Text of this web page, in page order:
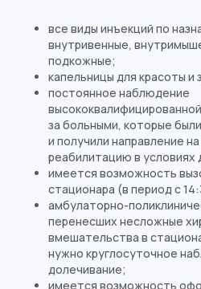
все виды инъекций по
внутривенные,
подкожные;
капельницы для красоты и
постоянное наблюдение
за больными, которые
и получили направление
реабилитацию в условиях
имеется возможность
стационара (в период с
амбулаторно-
перенесших несложные
вмешательства в
нужно круглосуточное
долечивание;
имеется возможность